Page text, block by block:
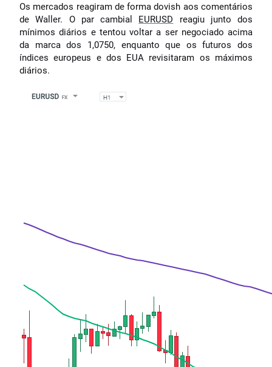
Os mercados reagiram de forma dovish aos comentários
de Waller. O par cambial EURUSD reagiu junto dos
mínimos diários e tentou voltar a ser negociado acima
da marca dos 1,0750, enquanto que os futuros dos
índices europeus e dos EUA revisitaram os máximos
diários.